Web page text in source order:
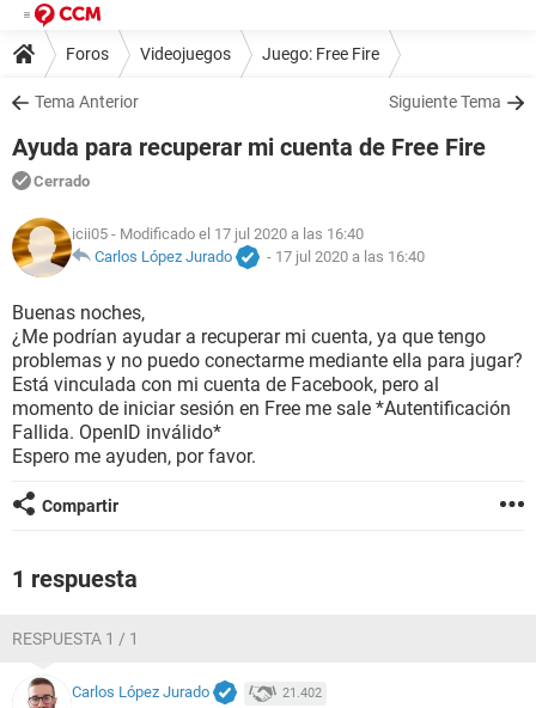
Foros Videojuegos Juego: Free Fire
Tema Anterior Siguiente Tema
Ayuda para recuperar mi cuenta de Free Fire
Cerrado
icii05 - Modificado el 17 jul 2020 a las 16:40
Carlos López Jurado
- 17 jul 2020 a las 16:40
Buenas noches,
¿Me podrían ayudar a recuperar mi cuenta, ya que tengo
problemas y no puedo conectarme mediante ella para jugar?
Está vinculada con mi cuenta de Facebook, pero al
momento de iniciar sesión en Free me sale *Autentificación
Fallida. OpenID inválido*
Espero me ayuden, por favor.
Compartir
1 respuesta
RESPUESTA 1 / 1
Carlos López Jurado 21.402